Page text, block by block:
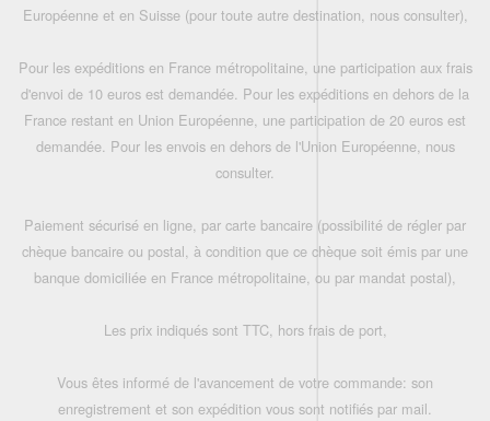
Européenne et en Suisse (pour toute autre destination, nous consulter),
Pour les expéditions en France métropolitaine, une participation aux frais
d'envoi de 10 euros est demandée. Pour les expéditions en dehors de la
France restant en Union Européenne, une participation de 20 euros est
demandée. Pour les envois en dehors de l'Union Européenne, nous
consulter.
Paiement sécurisé en ligne, par carte bancaire (possibilité de régler par
chèque bancaire ou postal, à condition que ce chèque soit émis par une
banque domiciliée en France métropolitaine, ou par mandat postal),
Les prix indiqués sont TTC, hors frais de port,
Vous êtes informé de l'avancement de votre commande: son
enregistrement et son expédition vous sont notifiés par mail.